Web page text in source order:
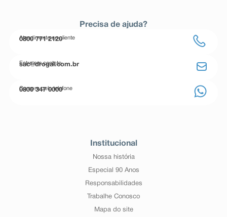
Precisa de ajuda?
Atendimento ao cliente
0800 771 2120
Entre em contato
sac@drogal.com.br
Compre pelo telefone
0800 347 0000
Institucional
Nossa história
Especial 90 Anos
Responsabilidades
Trabalhe Conosco
Mapa do site